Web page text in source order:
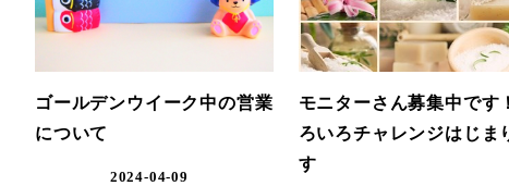
ゴールデンウイーク中の営業
について
2024-04-09
モニターさん募集中です
ろいろチャレンジはじま
す